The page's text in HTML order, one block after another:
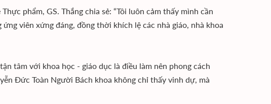
phẩm, GS. Thắng chia sẻ: “Tôi luôn cảm thấy mình cần
viên xứng đáng, đồng thời khích lệ các nhà giáo, nhà khoa
tâm với khoa học - giáo dục là điều làm nên phong cách
Đức Toàn Người Bách khoa không chỉ thấy vinh dự, mà